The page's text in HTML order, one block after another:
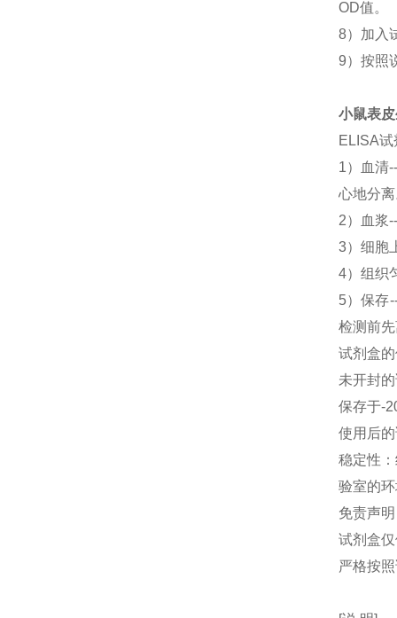
OD值。
8）加入
9）按照
小鼠表
ELISA
1）血清
心地分
2）血浆
3）细胞
4）组织
5）保存
检测前
试剂盒
未开封
保存于-
使用后
稳定性
验室的
免责声明
试剂盒
严格按